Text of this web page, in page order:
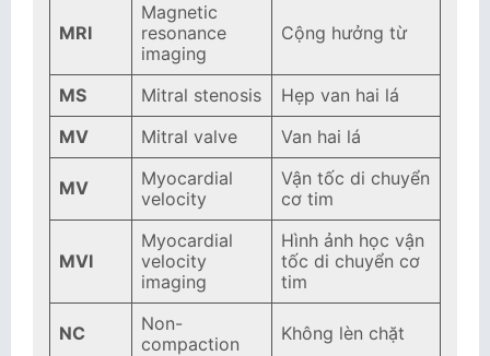
MRI
Magnetic
resonance
imaging
Cộng hưởng từ
MS Mitral stenosis
Hẹp van hai lá
MV
Mitral valve Van hai lá
MV
Myocardial
velocity
Vận tốc di chuyển
cơ tim
MVI
Myocardial
velocity
imaging
Hình ảnh học vận
tốc di chuyển cơ
tim
NC
Non-
compaction
Không lèn chặt